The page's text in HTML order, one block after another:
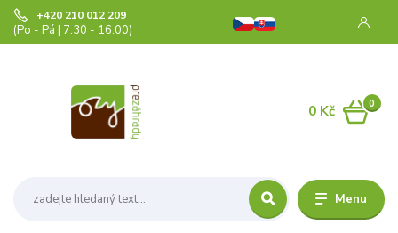
Menu
+420 210 012 209
(Po - Pá | 7:30 - 16:00)
0
0 Kč